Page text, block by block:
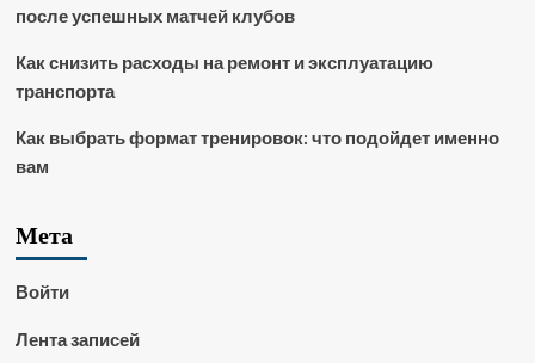
после успешных матчей клубов
Как снизить расходы на ремонт и эксплуатацию
транспорта
Как выбрать формат тренировок: что подойдет именно
вам
Мета
Войти
Лента записей